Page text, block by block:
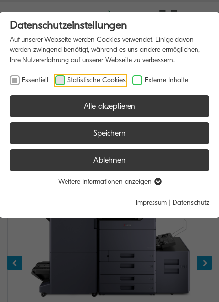
Datenschutzeinstellungen
Auf unserer Webseite werden Cookies verwendet. Einige davon
werden zwingend benötigt, während es uns andere ermöglichen,
Ihre Nutzererfahrung auf unserer Webseite zu verbessern.
Essentiell Statistische Cookies Externe Inhalte
Alle akzeptieren
Speichern
Ablehnen
Weitere Informationen anzeigen
Impressum | Datenschutz